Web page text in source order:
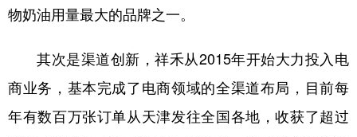
物奶油用量最大的品牌之一。
其次是渠道创新，祥禾从2015年开始大力投入电
商业务，基本完成了电商领域的全渠道布局，目前每
年有数百万张订单从天津发往全国各地，收获了超过